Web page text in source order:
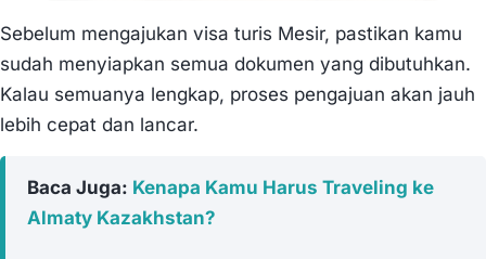
Sebelum mengajukan visa turis Mesir, pastikan kamu
sudah menyiapkan semua dokumen yang dibutuhkan.
Kalau semuanya lengkap, proses pengajuan akan jauh
lebih cepat dan lancar.
Baca Juga: Kenapa Kamu Harus Traveling ke
Almaty Kazakhstan?